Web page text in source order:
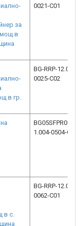
за
в
0021-C01
в гр.
BG-RRP-12.014-
0025-C02
BG05SFPR002-
1.004-0504-C01
в с.
BG-RRP-12.014-
0062-C01